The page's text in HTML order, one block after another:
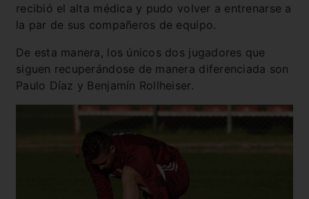
recibió el alta médica y pudo volver a entrenarse a
la par de sus compañeros de equipo.
De esta manera, los únicos dos jugadores que
siguen recuperándose de manera diferenciada son
Paulo Díaz y Benjamín Rollheiser.